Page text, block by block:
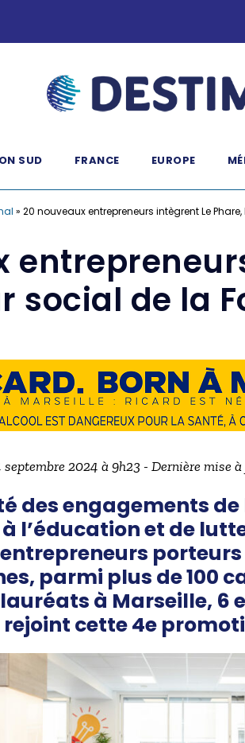
SUD FRANCE EUROPE
» 20 nouveaux entrepreneurs intègrent Le
social de la
septembre 2024 à 9h23 - Dernière mise
des engagements de
l’éducation et de
parmi plus de 100
lauréats à Marseille, 6
rejoint cette 4e